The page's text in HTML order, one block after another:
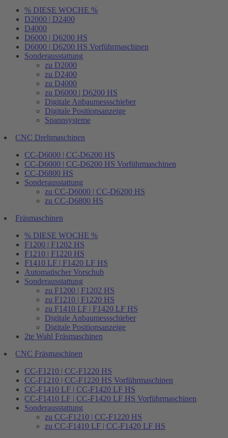
% DIESE WOCHE %
D2000 | D2400
D4000
D6000 | D6200 HS
D6000 | D6200 HS Vorführmaschinen
Sonderausstattung
zu D2000
zu D2400
zu D4000
zu D6000 | D6200 HS
Digitale Anbaumessschieber
Digitale Positionsanzeige
Spannsysteme
CNC Drehmaschinen
CC-D6000 | CC-D6200 HS
CC-D6000 | CC-D6200 HS Vorführmaschinen
CC-D6800 HS
Sonderausstattung
zu CC-D6000 | CC-D6200 HS
zu CC-D6800 HS
Fräsmaschinen
% DIESE WOCHE %
F1200 | F1202 HS
F1210 | F1220 HS
F1410 LF | F1420 LF HS
Automatischer Vorschub
Sonderausstattung
zu F1200 | F1202 HS
zu F1210 | F1220 HS
zu F1410 LF | F1420 LF HS
Digitale Anbaumessschieber
Digitale Positionsanzeige
2te Wahl Fräsmaschinen
CNC Fräsmaschinen
CC-F1210 | CC-F1220 HS
CC-F1210 | CC-F1220 HS Vorführmaschinen
CC-F1410 LF | CC-F1420 LF HS
CC-F1410 LF | CC-F1420 LF HS Vorführmaschinen
Sonderausstattung
zu CC-F1210 | CC-F1220 HS
zu CC-F1410 LF | CC-F1420 LF HS